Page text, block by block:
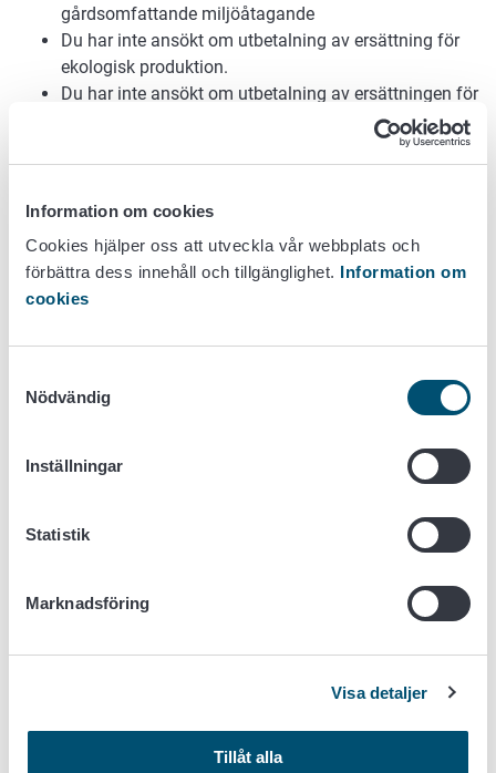
Information om cookies
Cookies hjälper oss att utveckla vår webbplats och
förbättra dess innehåll och tillgänglighet. Information om
cookies
Nödvändig
Inställningar
Statistik
Marknadsföring
Visa detaljer
Tillåt alla
gårdsomfattande miljöåtagande
Du har inte ansökt om utbetalning av ersättning för
ekologisk produktion.
Du har inte ansökt om utbetalning av ersättningen för
anläggning av gräsbevuxna skyddszoner
Du har inte ansökt om utbetalning av ersättningen för
Du har inte ansökt om utbetalning av ersättningen för
Du har ansökt om omfördelningsinkomststöd men
inte sökt grundläggande inkomststöd. Du kan få
omfördelningsinkomststöd bara om du beviljats
miljösystem men inte sökt om grundläggande
inkomststöd. Du kan få stödet för åtgärden bara om
Du har inte valt åtgärden växttäcke vintertid i stödet
Du har inte ansökt om bidrag för specialväxter trots
att du anmält till stödet berättigade växter.
trots att du anmält till stödet berättigade växter.
Du har inte ansökt om nationellt stöd för sockerbeta
trots att du anmält till stödet berättigade växter.
miljösystem men inte anmält några växter som
berättigar till stödet.
Du har valt åtgärden gröngödslingsvall i stödet för